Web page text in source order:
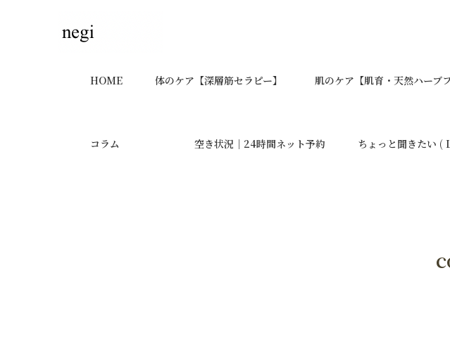
HOME 体のケア【深層筋セラピー】 肌のケア【肌育・天然ハーブ
コラム 空き状況｜24時間ネット予約 ちょっと聞きたい (